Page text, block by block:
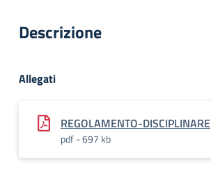
Descrizione
Allegati
REGOLAMENTO-DISCIPLINARE
pdf - 697 kb